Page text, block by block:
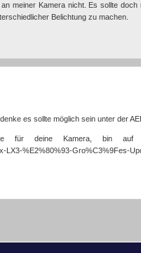
meiner Kamera nicht. Es sollte
Belichtung zu machen.
es sollte möglich sein unter der
für deine Kamera, bin auf
LX3-%E2%80%93-Gro%C3%9Fes-